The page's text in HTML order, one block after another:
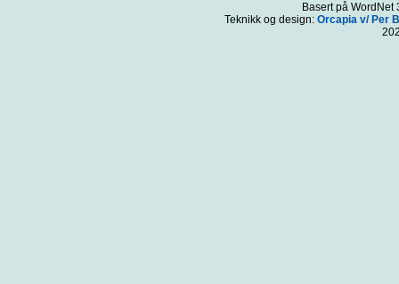
Basert på
Teknikk og design: Orcapia v/ Per